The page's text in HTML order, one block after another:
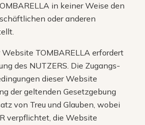
in keiner Weise den
oder anderen
Website TOMBARELLA erfordert
des NUTZERS. Die Zugangs-
dieser Website
der geltenden Gesetzgebung
von Treu und Glauben, wobei
verpflichtet, die Website